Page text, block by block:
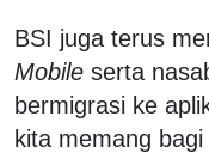
BSI juga terus
Mobile serta
bermigrasi ke
kita memang